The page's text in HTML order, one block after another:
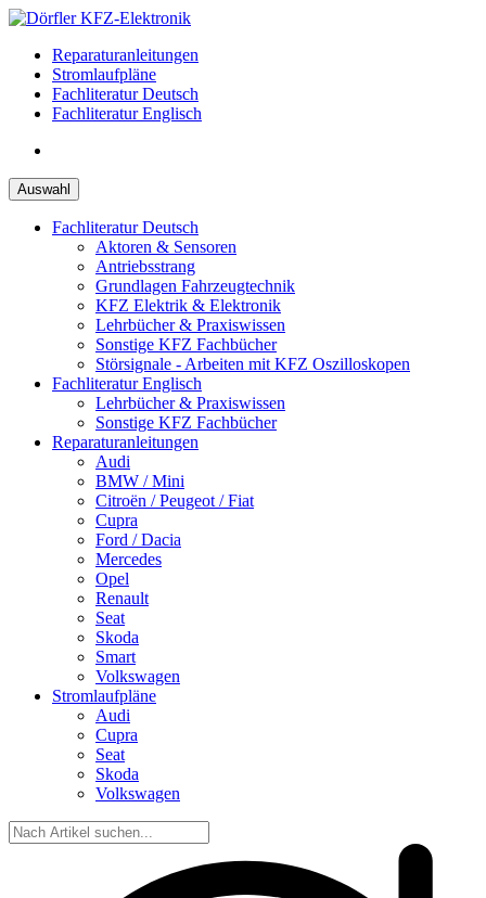
Zum
springenReparaturanleitungen
Stromlaufpläne
Fachliteratur Deutsch
Fachliteratur Englisch
Auswahl
Fachliteratur Deutsch
Aktoren & Sensoren
Antriebsstrang
Grundlagen Fahrzeugtechnik
KFZ Elektrik & Elektronik
Lehrbücher & Praxiswissen
Sonstige KFZ Fachbücher
Störsignale - Arbeiten mit KFZ Oszilloskopen
Fachliteratur Englisch
Lehrbücher & Praxiswissen
Sonstige KFZ Fachbücher
Reparaturanleitungen
Audi
BMW / Mini
Citroën / Peugeot / Fiat
Cupra
Ford / Dacia
Mercedes
Opel
Renault
Seat
Skoda
Smart
Volkswagen
Stromlaufpläne
Audi
Cupra
Seat
Skoda
Volkswagen